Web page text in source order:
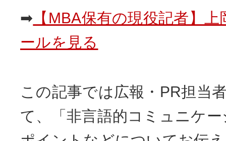
➡ 【MBA保有の現役記者】
ールを見る
この記事では広報・PR担当
て、「非言語的コミュニケ